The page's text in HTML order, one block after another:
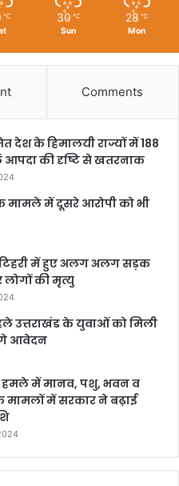
℃ 30 ℃
Sun
28 ℃
Mon
Comments
देश के हिमालयी राज्यों में 188
आपदा की दृष्टि से खतरनाक
में दूसरे आरोपी को भी
में हुए अलग अलग सड़क
लोगों की मृत्यु
उत्तराखंड के युवाओं को मिली
आवेदन
हमले में मानव, पशु, भवन व
मामलों में सरकार ने बढ़ाई